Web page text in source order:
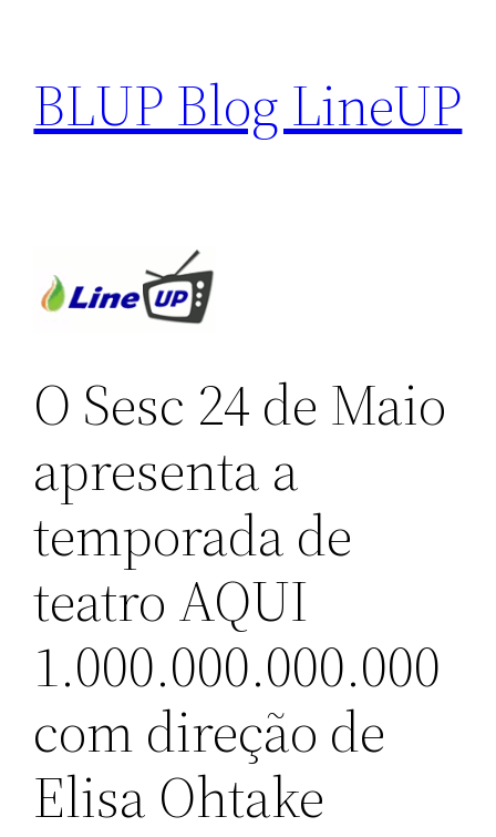
conteúdo
BLUP Blog LineUP
O Sesc 24 de Maio
apresenta a
temporada de
teatro AQUI
1.000.000.000.000
com direção de
Elisa Ohtake